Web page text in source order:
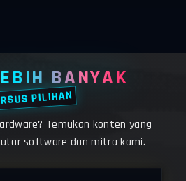
BANYAK
PILIHAN
Temukan konten yang
software dan mitra kami.